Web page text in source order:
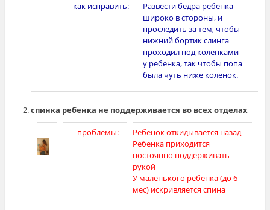
как исправить:
Развести бедра ребенка
широко в стороны, и
проследить за тем, чтобы
нижний бортик слинга
проходил под коленками
у ребенка, так чтобы попа
была чуть ниже коленок.
спинка ребенка не поддерживается во всех отделах
проблемы:
Ребенок откидывается назад
Ребенка приходится
постоянно поддерживать
рукой
У маленького ребенка (до 6
мес) искривляется спина